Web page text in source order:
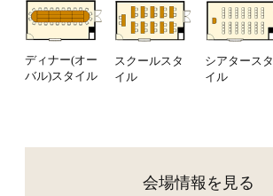
ディナー(オー
バル)スタイル
スクールスタ
イル
シアタースタ
イル
会場情報を見る